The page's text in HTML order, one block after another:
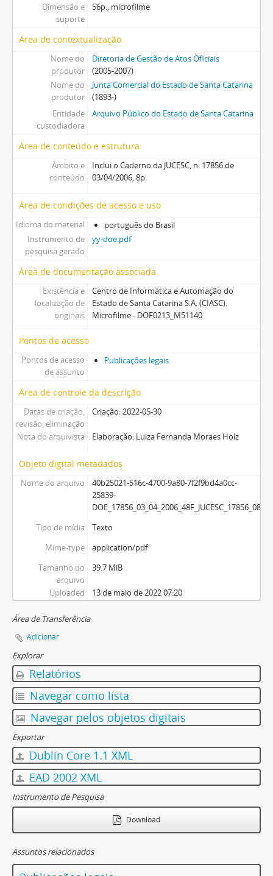
Dimensão e
suporte
56p., microfilme
Área de contextualização
Nome do
produtor
Diretoria de Gestão de Atos Oficiais
(2005-2007)
Nome do
produtor
Junta Comercial do Estado de Santa Catarina
(1893-)
Entidade
custodiadora
Arquivo Público do Estado de Santa Catarina
Área de conteúdo e estrutura
Âmbito e
conteúdo
Inclui o Caderno da JUCESC, n. 17856 de
03/04/2006, 8p.
Área de condições de acesso e uso
Idioma do material
português do Brasil
Instrumento de
pesquisa gerado
yy-doe.pdf
Área de documentação associada
Existência e
localização de
originais
Centro de Informática e Automação do
Estado de Santa Catarina S.A. (CIASC).
Microfilme - DOF0213_M51140
Pontos de acesso
Pontos de acesso
de assunto
Publicações legais
Área de controle da descrição
Datas de criação,
revisão, eliminação
Criação: 2022-05-30
Nota do arquivista Elaboração: Luiza Fernanda Moraes Holz
Objeto digital metadados
Nome do arquivo
40b25021-516c-4700-9a80-7f2f9bd4a0cc-
25839-
Tipo de mídia
Texto
Mime-type
application/pdf
Tamanho do
arquivo
39.7 MiB
Uploaded 13 de maio de 2022 07:20
Área de Transferência
Adicionar
Explorar
Relatórios
Navegar como lista
Navegar pelos objetos digitais
Exportar
Dublin Core 1.1 XML
EAD 2002 XML
Instrumento de Pesquisa
Download
Assuntos relacionados